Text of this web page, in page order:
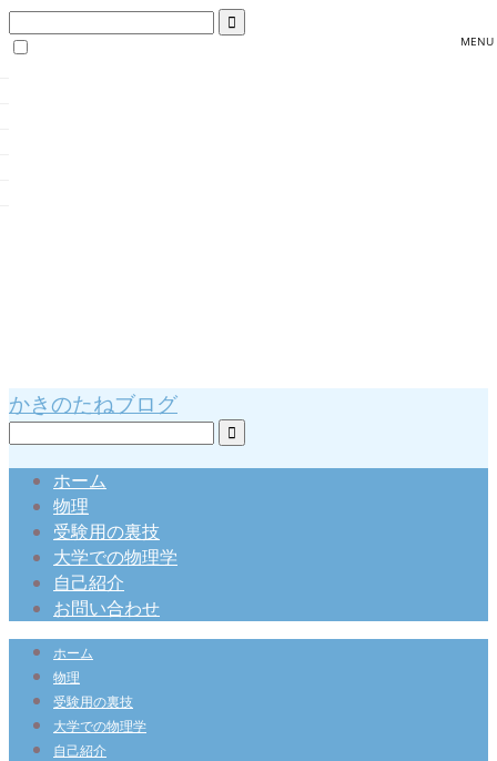
かきのたねブログ
ホーム
物理
受験用の裏技
大学での物理学
自己紹介
お問い合わせ
ホーム
物理
受験用の裏技
大学での物理学
自己紹介